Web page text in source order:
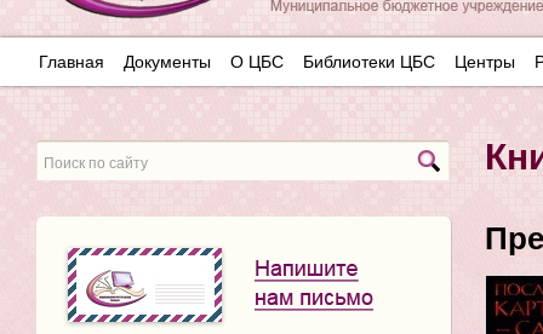
Главная Документы О ЦБС Библиотеки ЦБС Центры